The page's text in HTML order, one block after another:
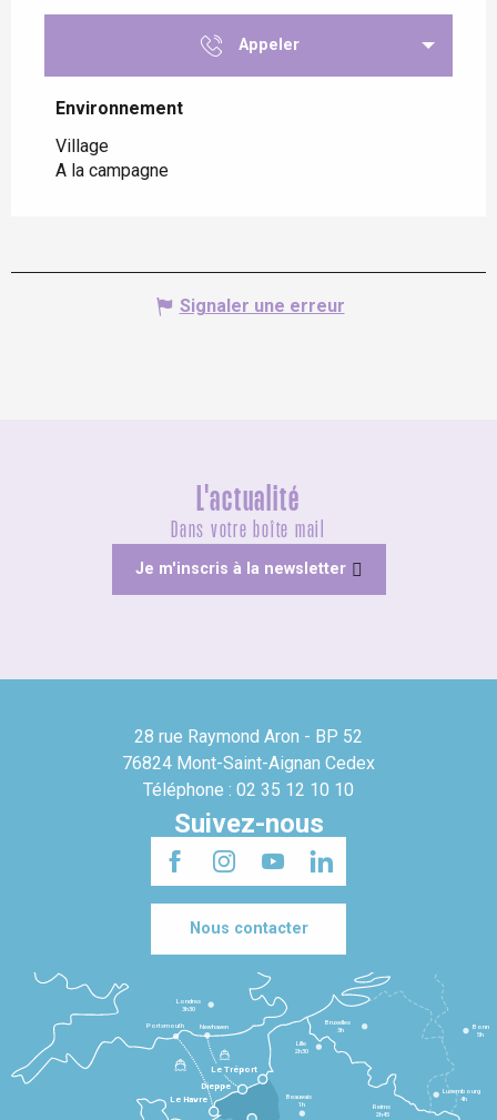
Appeler
Environnement
Environnement
Village
A la campagne
Signaler une erreur
L'actualité
Dans votre boîte mail
Je m'inscris à la newsletter
28 rue Raymond Aron - BP 52
76824 Mont-Saint-Aignan Cedex
Téléphone : 02 35 12 10 10
Suivez-nous
Nous contacter
Le Havre
Dieppe
Le Tréport
Beauvais
1h
Reims
2h45
Lille
2h30
Bruxelles
3h
Londres
3h30
Newhaven
Portsmouth
Bonn
5h
Luxembourg
4h